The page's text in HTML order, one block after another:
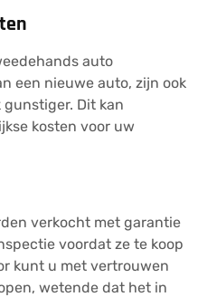
auto
een nieuwe auto, zijn ook
Dit kan
kosten voor uw
verkocht met garantie
voordat ze te koop
kunt u met vertrouwen
wetende dat het in